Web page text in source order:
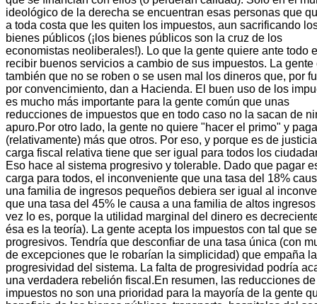
ideológico de la derecha se encuentran esas personas que
a toda costa que les quiten los impuestos, aun sacrificando
bienes públicos (¡los bienes públicos son la cruz de los
economistas neoliberales!). Lo que la gente quiere ante todo
recibir buenos servicios a cambio de sus impuestos. La gente
también que no se roben o se usen mal los dineros que, por
por convencimiento, dan a Hacienda. El buen uso de los
es mucho más importante para la gente común que unas
reducciones de impuestos que en todo caso no la sacan de
apuro.Por otro lado, la gente no quiere "hacer el primo" y
(relativamente) más que otros. Por eso, y porque es de
carga fiscal relativa tiene que ser igual para todos los
Eso hace al sistema progresivo y tolerable. Dado que pagar
carga para todos, el inconveniente que una tasa del 18%
una familia de ingresos pequeños debiera ser igual al
que una tasa del 45% le causa a una familia de altos
vez lo es, porque la utilidad marginal del dinero es
ésa es la teoría). La gente acepta los impuestos con tal que
progresivos. Tendría que desconfiar de una tasa única (con
de excepciones que le robarían la simplicidad) que empaña la
progresividad del sistema. La falta de progresividad podría
una verdadera rebelión fiscal.En resumen, las reducciones de
impuestos no son una prioridad para la mayoría de la gente